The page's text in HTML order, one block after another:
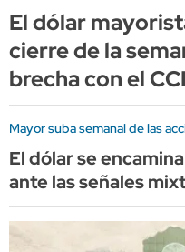
El dólar
cierre de la
brecha con el
Mayor suba semanal de las
El dólar se
ante las señales